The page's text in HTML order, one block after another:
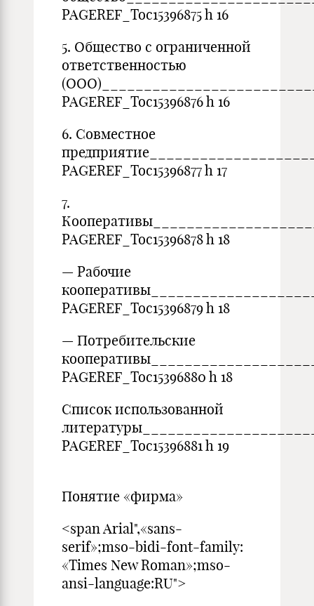
PAGEREF_Toc15396875 h 16
5. Общество с ограниченной
ответственностью
PAGEREF_Toc15396876 h 16
6. Совместное
PAGEREF_Toc15396877 h 17
7.
PAGEREF_Toc15396878 h 18
— Рабочие
PAGEREF_Toc15396879 h 18
— Потребительские
PAGEREF_Toc15396880 h 18
Список использованной
PAGEREF_Toc15396881 h 19
Понятие «фирма»
<span Arial",«sans-
serif»;mso-bidi-font-family:
«Times New Roman»;mso-
ansi-language:RU">